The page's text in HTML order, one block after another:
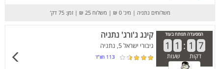
משלוחים נתניה | מינ' 0 ₪ | משלוח 25 ₪ | זמן: 75 דק’
המסעדה תפתח בעוד
1 1 : 1 7
דקות שעות
קינג ג'ורג' נתניה
גיבורי ישראל 5, נתניה
113 חוו”ד